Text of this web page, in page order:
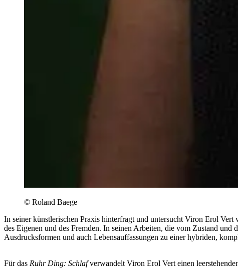
© Roland Baege
In seiner künstlerischen Praxis hinterfragt und untersucht Viron Erol
des Eigenen und des Fremden. In seinen Arbeiten, die vom Zustand
Ausdrucksformen und auch Lebensauffassungen zu einer hybriden,
Für das Ruhr Ding: Schlafverwandelt Viron Erol Vert einen